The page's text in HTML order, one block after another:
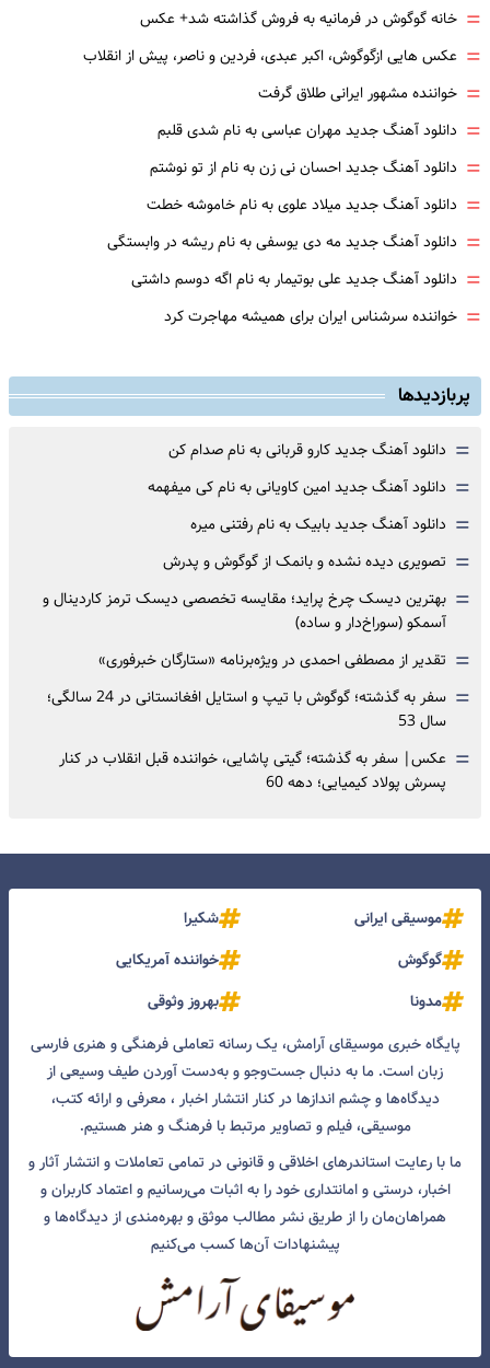
= خانه گوگوش در فرمانیه به فروش گذاشته شد+ عکس
= عکس هایی ازگوگوش، اکبر عبدی، فردین و ناصر، پیش از انقلاب
= خواننده مشهور ایرانی طلاق گرفت
= دانلود آهنگ جدید مهران عباسی به نام شدی قلبم
= دانلود آهنگ جدید احسان نی زن به نام از تو نوشتم
= دانلود آهنگ جدید میلاد علوی به نام خاموشه خطت
= دانلود آهنگ جدید مه دی یوسفی به نام ریشه در وابستگی
= دانلود آهنگ جدید علی بوتیمار به نام اگه دوسم داشتی
= خواننده سرشناس ایران برای همیشه مهاجرت کرد
پربازدیدها
= دانلود آهنگ جدید کارو قربانی به نام صدام کن
= دانلود آهنگ جدید امین کاویانی به نام کی میفهمه
= دانلود آهنگ جدید بابیک به نام رفتنی میره
= تصویری دیده نشده و بانمک از گوگوش و پدرش
= بهترین دیسک چرخ پراید؛ مقایسه تخصصی دیسک ترمز کاردینال و
آسمکو (سوراخ‌دار و ساده)
= تقدیر از مصطفی احمدی در ویژه‌برنامه «ستارگان خبرفوری»
=
سفر به گذشته؛ گوگوش با تیپ و استایل افغانستانی در 24 سالگی؛
سال 53
= عکس| سفر به گذشته؛ گیتی پاشایی، خواننده قبل انقلاب در کنار
پسرش پولاد کیمیایی؛ دهه 60
موسیقی ایرانی
شکیرا
گوگوش
خواننده آمریکایی
مدونا
بهروز وثوقی
پایگاه خبری موسیقای آرامش، یک رسانه تعاملی فرهنگی و هنری فارسی
زبان است. ما به دنبال جست‌و‌جو و به‌دست آوردن طیف وسیعی از
دیدگاه‌ها و چشم انداز‌ها در کنار انتشار اخبار ، معرفی و ارائه کتب،
موسیقی، فیلم و تصاویر مرتبط با فرهنگ و هنر هستیم.
ما با رعایت استاندرهای اخلاقی و قانونی در تمامی تعاملات و انتشار آثار و
اخبار، درستی و امانتداری خود را به اثبات می‌رسانیم و اعتماد کاربران و
همراهان‌مان را از طریق نشر مطالب موثق و بهره‌مندی از دیدگاه‌ها و
پیشنهادات آن‌ها کسب می‌کنیم